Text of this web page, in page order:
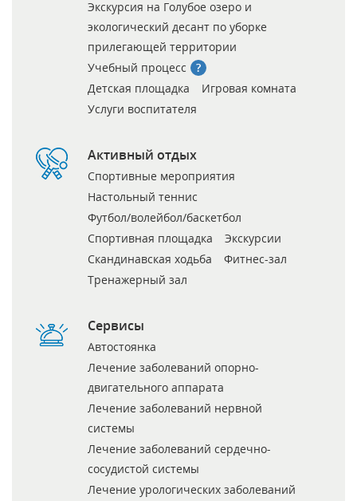
Экскурсия на Голубое озеро и
экологический десант по уборке
прилегающей территории
Учебный процесс
Детская площадка
Игровая комната
Услуги воспитателя
Активный отдых
Спортивные мероприятия
Настольный теннис
Футбол/волейбол/баскетбол
Спортивная площадка
Экскурсии
Скандинавская ходьба
Фитнес-зал
Тренажерный зал
Сервисы
Автостоянка
Лечение заболеваний опорно-
двигательного аппарата
Лечение заболеваний нервной
системы
Лечение заболеваний сердечно-
сосудистой системы
Лечение урологических заболеваний